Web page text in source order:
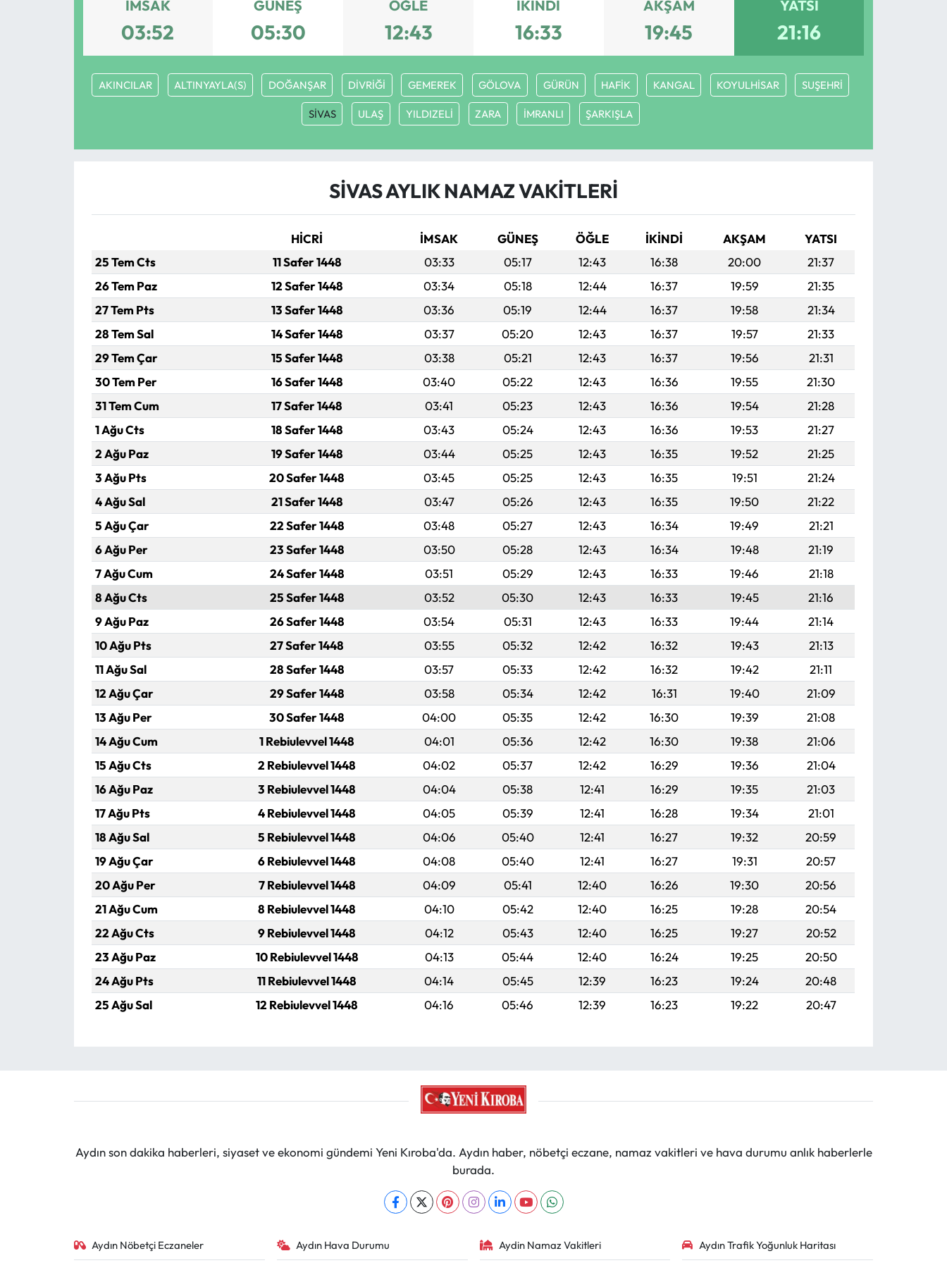
İMSAK
03:52
GÜNEŞ
05:30
ÖĞLE
12:43
İKINDI
16:33
AKŞAM
19:45
YATSI
21:16
AKINCILAR ALTINYAYLA(S) DOĞANŞAR DİVRİĞİ GEMEREK GÖLOVA GÜRÜN HAFİK KANGAL KOYULHİSAR SUŞEHRİ
SİVAS ULAŞ YILDIZELİ ZARA İMRANLI ŞARKIŞLA
SİVAS AYLIK NAMAZ VAKITLERI
HİCRİ İMSAK GÜNEŞ ÖĞLE İKINDI AKŞAM
YATSI
25 Tem Cts
11 Safer 1448 03:33 05:17 12:43 16:38 20:00
21:37
26 Tem Paz
12 Safer 1448 03:34 05:18 12:44 16:37 19:59
21:35
27 Tem Pts
13 Safer 1448 03:36 05:19 12:44 16:37 19:58
21:34
28 Tem Sal
14 Safer 1448 03:37 05:20 12:43 16:37 19:57
21:33
29 Tem Çar
15 Safer 1448 03:38 05:21 12:43 16:37 19:56
21:31
30 Tem Per
16 Safer 1448 03:40 05:22 12:43 16:36 19:55
21:30
31 Tem Cum
17 Safer 1448 03:41 05:23 12:43 16:36 19:54
21:28
1 Ağu Cts
18 Safer 1448 03:43 05:24 12:43 16:36 19:53
21:27
2 Ağu Paz
19 Safer 1448 03:44 05:25 12:43 16:35 19:52
21:25
3 Ağu Pts
20 Safer 1448 03:45 05:25 12:43 16:35 19:51
21:24
4 Ağu Sal
21 Safer 1448 03:47 05:26 12:43 16:35 19:50
21:22
5 Ağu Çar
22 Safer 1448 03:48 05:27 12:43 16:34 19:49
21:21
6 Ağu Per
23 Safer 1448 03:50 05:28 12:43 16:34 19:48
21:19
7 Ağu Cum
24 Safer 1448 03:51 05:29 12:43 16:33 19:46
21:18
8 Ağu Cts
25 Safer 1448 03:52 05:30 12:43 16:33 19:45
21:16
9 Ağu Paz
26 Safer 1448 03:54 05:31 12:43 16:33 19:44
21:14
10 Ağu Pts
27 Safer 1448 03:55 05:32 12:42 16:32 19:43
21:13
11 Ağu Sal
28 Safer 1448 03:57 05:33 12:42 16:32 19:42
21:11
12 Ağu Çar
29 Safer 1448 03:58 05:34 12:42 16:31 19:40
21:09
13 Ağu Per
30 Safer 1448 04:00 05:35 12:42 16:30 19:39
21:08
14 Ağu Cum
1 Rebiulevvel 1448 04:01 05:36 12:42 16:30 19:38
21:06
15 Ağu Cts
2 Rebiulevvel 1448 04:02 05:37 12:42 16:29 19:36
21:04
16 Ağu Paz
3 Rebiulevvel 1448 04:04 05:38 12:41 16:29 19:35
21:03
17 Ağu Pts
4 Rebiulevvel 1448 04:05 05:39 12:41 16:28 19:34
21:01
18 Ağu Sal
5 Rebiulevvel 1448 04:06 05:40 12:41 16:27 19:32
20:59
19 Ağu Çar
6 Rebiulevvel 1448 04:08 05:40 12:41 16:27 19:31
20:57
20 Ağu Per
7 Rebiulevvel 1448 04:09 05:41 12:40 16:26 19:30
20:56
21 Ağu Cum
8 Rebiulevvel 1448 04:10 05:42 12:40 16:25 19:28
20:54
22 Ağu Cts
9 Rebiulevvel 1448 04:12 05:43 12:40 16:25 19:27
20:52
23 Ağu Paz
10 Rebiulevvel 1448 04:13 05:44 12:40 16:24 19:25
20:50
24 Ağu Pts
11 Rebiulevvel 1448 04:14 05:45 12:39 16:23 19:24
20:48
25 Ağu Sal
12 Rebiulevvel 1448 04:16 05:46 12:39 16:23 19:22 20:47
Aydın son dakika haberleri, siyaset ve ekonomi gündemi Yeni Kıroba'da. Aydın haber, nöbetçi eczane, namaz vakitleri ve hava durumu anlık haberlerle
burada.
Aydın Nöbetçi Eczaneler Aydın Hava Durumu Aydin Namaz Vakitleri Aydın Trafik Yoğunluk Haritası
RESMİ İLANLAR
HABER İLAN